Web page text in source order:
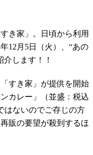
き家」。日頃から利用
12月5日（火）、“あの
します！！
すき家」が提供を開始
カレー」（並盛：税込
はないのでご存じの方
販の要望が殺到するほ